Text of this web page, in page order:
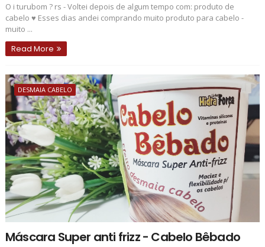
O i turubom ? rs - Voltei depois de algum tempo com: produto de
cabelo ♥ Esses dias andei comprando muito produto para cabelo -
muito ...
Read More
DESMAIA CABELO
Máscara Super anti frizz - Cabelo Bêbado